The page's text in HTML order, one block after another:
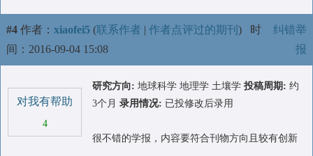
#4 作者： xiaofei5 (联系作者 | 作者点评过的期刊 ) 时
间：2016-09-04 15:08
纠错举
报
对我有帮助
4
研究方向: 地球科学 地理学 土壤学 投稿周期: 约
3个月 录用情况: 已投修改后录用
很不错的学报，内容要符合刊物方向且较有创新